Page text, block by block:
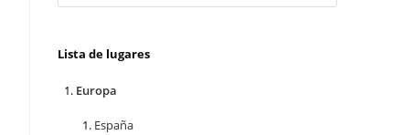
Lista de lugares
Europa
España